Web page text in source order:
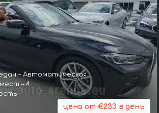
– Автоматическая
– 4
цена от €233 в день